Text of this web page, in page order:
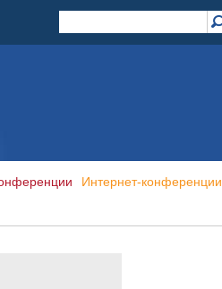
Интернет-конференции